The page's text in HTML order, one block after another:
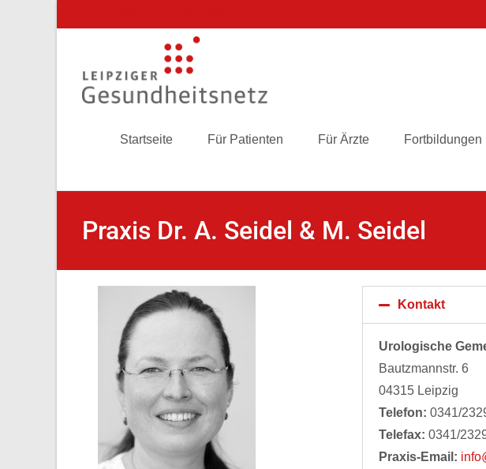
Startseite Für Patienten Für Ärzte Fortbildungen
Praxis Dr. A. Seidel & M. Seidel
Kontakt
Urologische
Bautzmannstr. 6
04315 Leipzig
Telefon: 0341/
Telefax: 0341/
Praxis-Email: